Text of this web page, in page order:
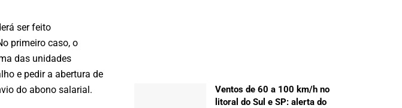
ser feito
primeiro caso, o
das unidades
e pedir a abertura de
do abono salarial.
Ventos de 60 a 100 km/h no
litoral do Sul e SP: alerta do